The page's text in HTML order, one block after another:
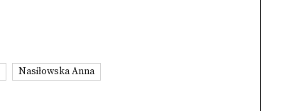
Nasiłowska Anna